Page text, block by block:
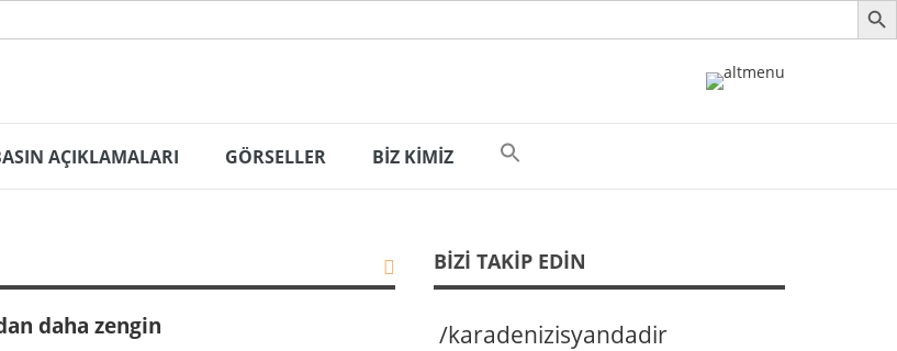
AÇIKLAMALARI GÖRSELLER BİZ KİMİZ
daha zengin
BIZI TAKIP EDIN
/karadenizisyandadir